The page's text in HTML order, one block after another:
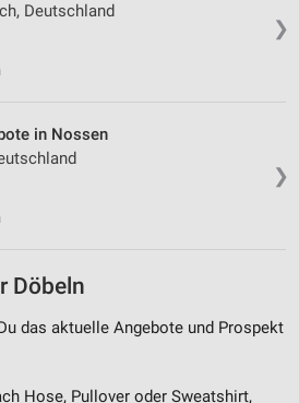
❯
Deutschland
❯
in Nossen
Döbeln
das aktuelle Angebote und Prospekt
Hose, Pullover oder Sweatshirt,
Daten zur Auswahl von
angeforderten